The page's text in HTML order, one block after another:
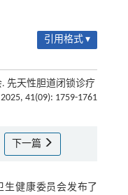
引用格式 ▾
先天性胆道闭锁诊疗
41(09): 1759-1761
下一篇
生健康委员会发布了